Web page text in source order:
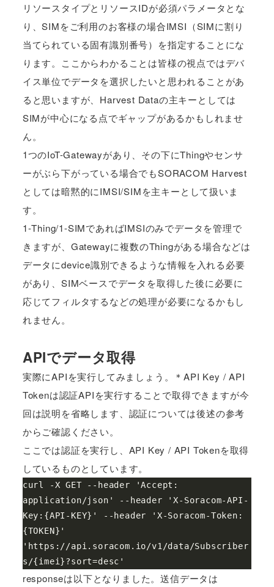
リソースタイプとリソースIDが必須パラメータとな
り、SIMをご利用のお客様の場合IMSI（SIMに割り
当てられている固有識別番号）を指定することにな
ります。ここからわかることは皆様の視点ではデバ
イス単位でデータを選択したいと思われることがあ
ると思いますが、Harvest Dataの主キーとしては
SIMが中心になる点でギャップがあるかもしれませ
ん。
1つのIoT-Gatewayがあり、その下にThingやセンサ
ーがぶら下がっている場合でもSORACOM Harvest
としては暗黙的にIMSI/SIMを主キーとして扱いま
す。
1-Thing/1-SIMであればIMSIのみでデータを管理で
きますが、Gatewayに複数のThingがある場合などは
データにdevice識別できるような情報を入れる必要
があり、SIMベースでデータを取得した後に必要に
応じてフィルタするなどの処理が必要になるかもし
れません。
APIでデータ取得
実際にAPIを実行してみましょう。＊API Key / API
Tokenは認証APIを実行することで取得できますが今
回は説明を省略します、認証については後述の参考
からご確認ください。
ここでは認証を実行し、API Key / API Tokenを取得
しているものとしています。
curl -X GET --header 'Accept:
application/json' --header 'X-Soracom-API-
Key:{API-KEY}' --header 'X-Soracom-Token:
{TOKEN}'
'https://api.soracom.io/v1/data/Subscriber
responseは以下となりました。送信データは